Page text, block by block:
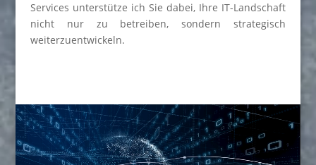
Services unterstütze ich Sie dabei, Ihre IT-Landschaft
nicht nur zu betreiben, sondern strategisch
weiterzuentwickeln.
Video-
Player